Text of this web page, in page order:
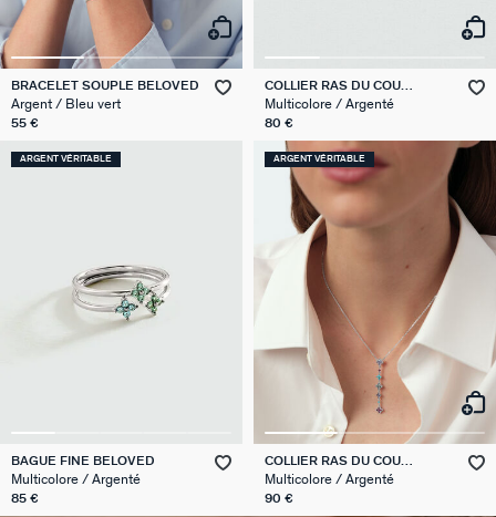
BRACELET SOUPLE BELOVED
Argent / Bleu vert
55 €
COLLIER RAS DU COU
BELOVED
Multicolore / Argenté
80 €
ARGENT VÉRITABLE
BAGUE FINE BELOVED
Multicolore / Argenté
85 €
ARGENT VÉRITABLE
COLLIER RAS DU COU
BELOVED
Multicolore / Argenté
90 €